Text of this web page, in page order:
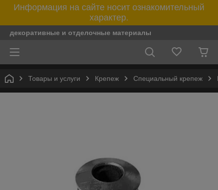
Информация на сайте носит ознакомительный
характер.
декоративные и отделочные материалы
Товары и услуги Крепеж Специальный крепеж